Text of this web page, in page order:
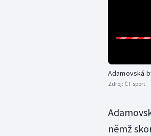
Adamovská
Zdroj: ČT sport
němž